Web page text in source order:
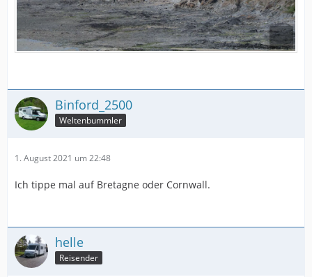
Binford_2500
Weltenbummler
1. August 2021 um 22:48
Ich tippe mal auf Bretagne oder Cornwall.
helle
Reisender